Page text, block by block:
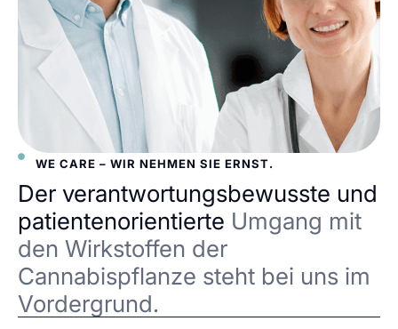
WE CARE – WIR NEHMEN SIE ERNST.
Der verantwortungsbewusste und
patientenorientierte Umgang mit
den Wirkstoffen der
Cannabispflanze steht bei uns im
Vordergrund.